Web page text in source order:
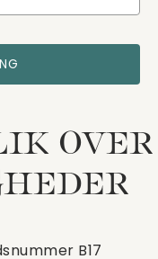
OVER